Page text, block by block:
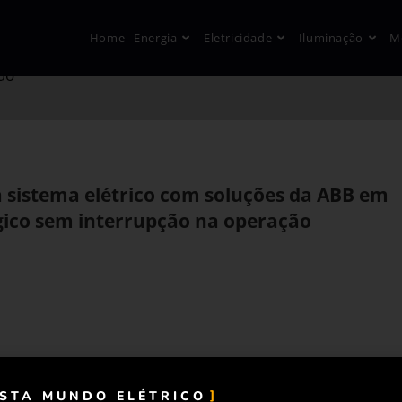
Home Energia Eletricidade Iluminação
elétrico com soluções da ABB em
sem interrupção na operação
MUNDO ELÉTRICO